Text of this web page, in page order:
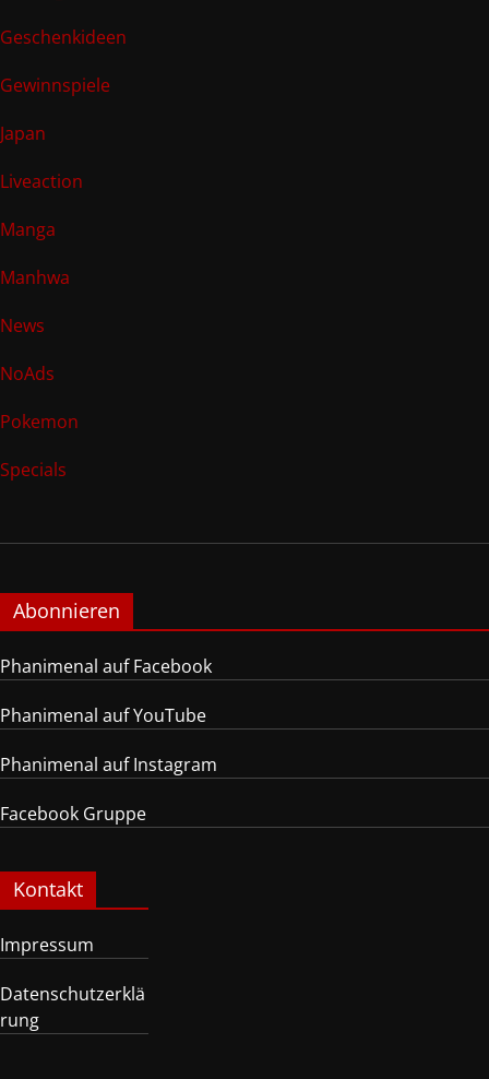
Geschenkideen
Gewinnspiele
Japan
Liveaction
Manga
Manhwa
News
NoAds
Pokemon
Specials
Abonnieren
Phanimenal auf Facebook
Phanimenal auf YouTube
Phanimenal auf Instagram
Facebook Gruppe
Kontakt
Impressum
Datenschutzerklä
rung